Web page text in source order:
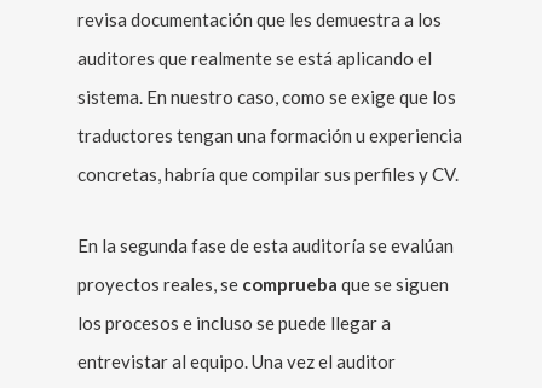
revisa documentación que les demuestra a los
auditores que realmente se está aplicando el
sistema. En nuestro caso, como se exige que los
traductores tengan una formación u experiencia
concretas, habría que compilar sus perfiles y CV.
En la segunda fase de esta auditoría se evalúan
proyectos reales, se comprueba que se siguen
los procesos e incluso se puede llegar a
entrevistar al equipo. Una vez el auditor